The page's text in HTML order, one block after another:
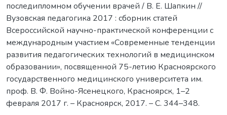
последипломном обучении врачей / В. Е. Шапкин //
Вузовская педагогика 2017 : сборник статей
Всероссийской научно-практической конференции с
международным участием «Современные тенденции
развития педагогических технологий в медицинском
образовании», посвященной 75-летию Красноярского
государственного медицинского университета им.
проф. В. Ф. Войно-Ясенецкого, Красноярск, 1–2
февраля 2017 г. – Красноярск, 2017. – С. 344–348.